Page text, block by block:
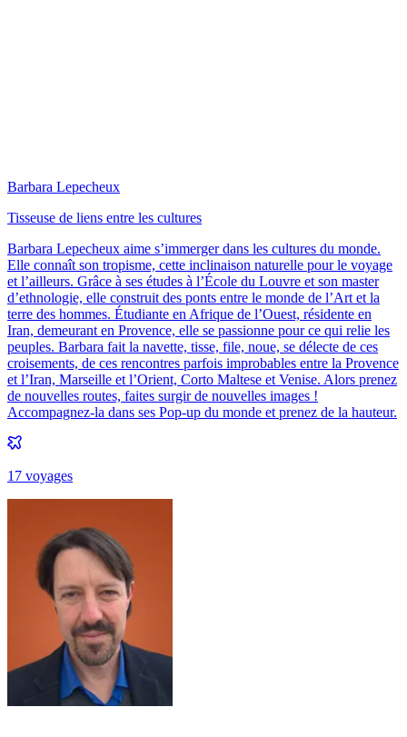
Barbara Lepecheux
Tisseuse de liens entre les cultures
Barbara Lepecheux aime s’immerger dans les cultures du monde.
Elle connaît son tropisme, cette inclinaison naturelle pour le voyage
et l’ailleurs. Grâce à ses études à l’École du Louvre et son master
d’ethnologie, elle construit des ponts entre le monde de l’Art et la
terre des hommes. Étudiante en Afrique de l’Ouest, résidente en
Iran, demeurant en Provence, elle se passionne pour ce qui relie les
peuples. Barbara fait la navette, tisse, file, noue, se délecte de ces
croisements, de ces rencontres parfois improbables entre la Provence
et l’Iran, Marseille et l’Orient, Corto Maltese et Venise. Alors prenez
de nouvelles routes, faites surgir de nouvelles images !
Accompagnez-la dans ses Pop-up du monde et prenez de la hauteur.
17 voyages